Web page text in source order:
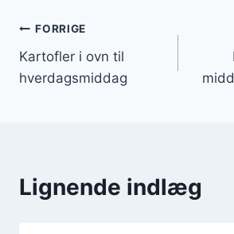
Indlægsnavigation
FORRIGE
Kartofler i ovn til
hverdagsmiddag
Lignende indlæg